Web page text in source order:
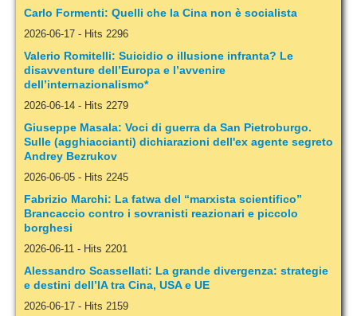
Carlo Formenti: Quelli che la Cina non è socialista
2026-06-17 - Hits 2296
Valerio Romitelli: Suicidio o illusione infranta? Le
disavventure dell’Europa e l’avvenire
dell’internazionalismo*
2026-06-14 - Hits 2279
Giuseppe Masala: Voci di guerra da San Pietroburgo.
Sulle (agghiaccianti) dichiarazioni dell'ex agente segreto
Andrey Bezrukov
2026-06-05 - Hits 2245
Fabrizio Marchi: La fatwa del “marxista scientifico”
Brancaccio contro i sovranisti reazionari e piccolo
borghesi
2026-06-11 - Hits 2201
Alessandro Scassellati: La grande divergenza: strategie
e destini dell’IA tra Cina, USA e UE
2026-06-17 - Hits 2159